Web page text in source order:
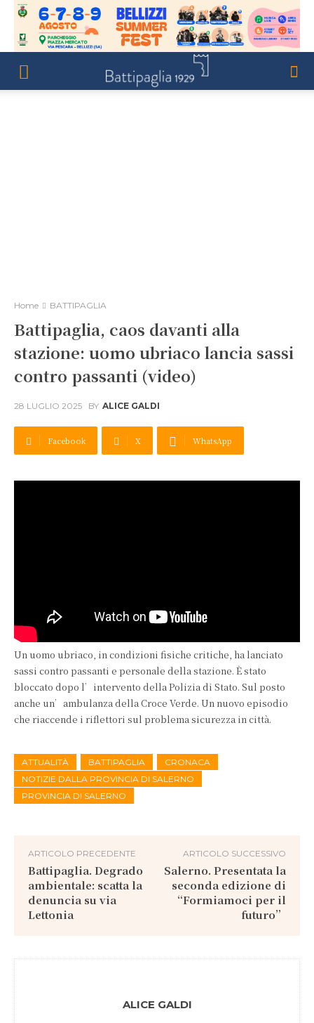
Home BATTIPAGLIA
Battipaglia, caos davanti alla
stazione: uomo ubriaco lancia sassi
contro passanti (video)
28 LUGLIO 2025 BY ALICE GALDI
Facebook X WhatsApp
Un uomo ubriaco, in condizioni fisiche critiche, ha lanciato
sassi contro passanti e personale della stazione. È stato
bloccato dopo l’intervento della Polizia di Stato. Sul posto
anche un’ambulanza della Croce Verde. Un nuovo episodio
che riaccende i riflettori sul problema sicurezza in città.
ATTUALITÀ BATTIPAGLIA
CRONACA
NOTIZIE DALLA PROVINCIA DI SALERNO
PROVINCIA DI SALERNO
ARTICOLO PRECEDENTE
Battipaglia. Degrado
ambientale: scatta la
denuncia su via
Lettonia
ARTICOLO SUCCESSIVO
Salerno. Presentata la
seconda edizione di
“Formiamoci per il
futuro”
ALICE GALDI